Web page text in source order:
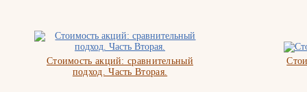
Стоимость акций: сравнительный
подход. Часть Вторая.